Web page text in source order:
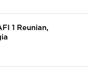
1 Reunian,